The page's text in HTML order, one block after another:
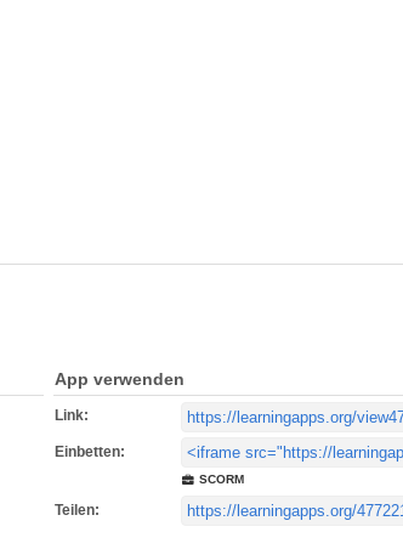
App verwenden
Link:
Einbetten:
SCORM
Teilen: